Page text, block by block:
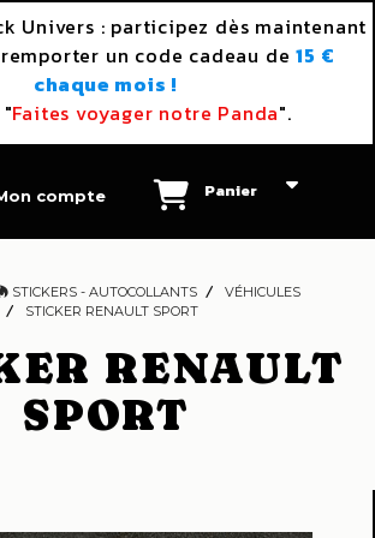
Univers : participez dès maintenant
un code cadeau de15 €
chaque mois !
Faites voyager notre Panda".
compte Panier
STICKERS - AUTOCOLLANTS
VÉHICULES
STICKER RENAULT SPORT
RENAULT
SPORT
cookies